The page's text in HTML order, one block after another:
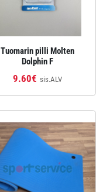
Tuomarin pilli Molten
Dolphin F
9.60€ sis.ALV